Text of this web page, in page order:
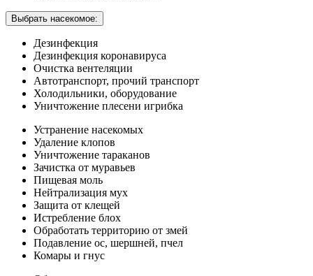
Выбрать насекомое:
Дезинфекция
Дезинфекция коронавируса
Очистка вентеляции
Автотранспорт, прочий транспорт
Холодильники, оборудование
Уничтожение плесени игрибка
Устранение насекомых
Удаление клопов
Уничтожение тараканов
Зачистка от муравьев
Пищевая моль
Нейтрализация мух
Защита от клещей
Истребление блох
Обработать территорию от змей
Подавление ос, шершней, пчел
Комары и гнус